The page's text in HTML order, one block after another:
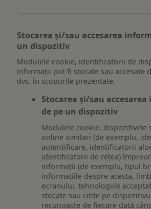
Stocarea și/sau accesarea
un dispozitiv
Modulele cookie, identificatorii de
informații pot fi stocate sau accesate
dvs. în scopurile prezentate.
Stocarea și/sau
de pe un dispozitiv
Modulele cookie, dispozitivele
online similari (de exemplu,
autentificare, identificatorii
identificatorii de rețea)
informații (de exemplu, tipul
informațiile despre acesta,
ecranului, tehnologiile
stocate sau citite pe
recunoaște de fiecare dată